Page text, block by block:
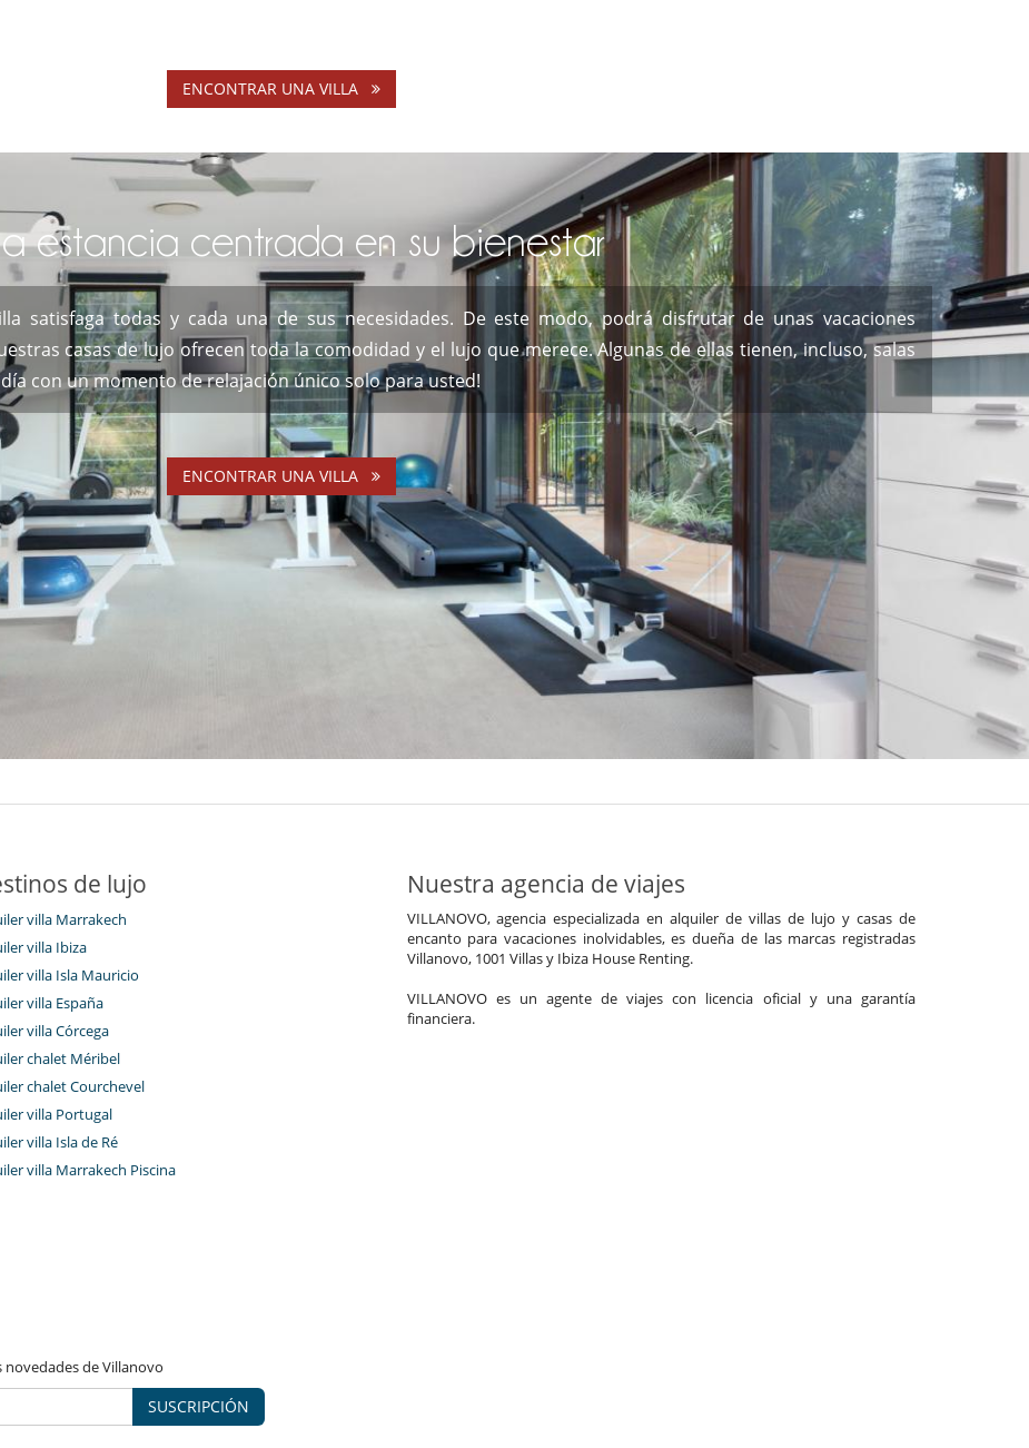
ENCONTRAR UNA VILLA
estancia centrada en su bienestar
satisfaga todas y cada una de sus necesidades. De este modo, podrá disfrutar de unas vacaciones
casas de lujo ofrecen toda la comodidad y el lujo que merece. Algunas de ellas tienen, incluso, salas
con un momento de relajación único solo para usted!
ENCONTRAR UNA VILLA
de lujo
villa Marrakech
villa Ibiza
villa Isla Mauricio
villa España
villa Córcega
chalet Méribel
chalet Courchevel
villa Portugal
villa Isla de Ré
villa Marrakech Piscina
Nuestra agencia de viajes
VILLANOVO, agencia especializada en alquiler de villas de lujo y casas de
encanto para vacaciones inolvidables, es dueña de las marcas registradas
Villanovo, 1001 Villas y Ibiza House Renting.
VILLANOVO es un agente de viajes con licencia oficial y una garantía
financiera.
de Villanovo
SUSCRIPCIÓN